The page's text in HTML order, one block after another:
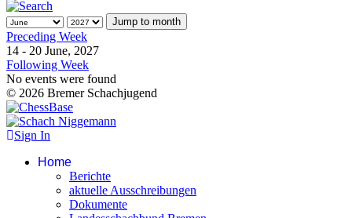
Jump to month
Preceding Week
14 - 20 June, 2027
Following Week
No events were found
© 2026 Bremer Schachjugend
Sign In
Home
Berichte
aktuelle Ausschreibungen
Dokumente